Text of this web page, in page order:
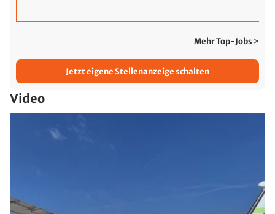
Mehr Top-Jobs >
Jetzt eigene Stellenanzeige schalten
Video